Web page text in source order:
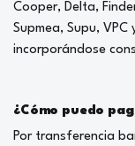
Cooper, Delta,
Supmea, Supu,
incorporándose
¿Cómo puedo
Por transferencia